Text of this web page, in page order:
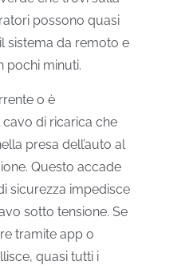
possono quasi
sistema da remoto e
pochi minuti.
o è
di ricarica che
presa dell’auto al
Questo accade
sicurezza impedisce
sotto tensione. Se
tramite app o
quasi tutti i